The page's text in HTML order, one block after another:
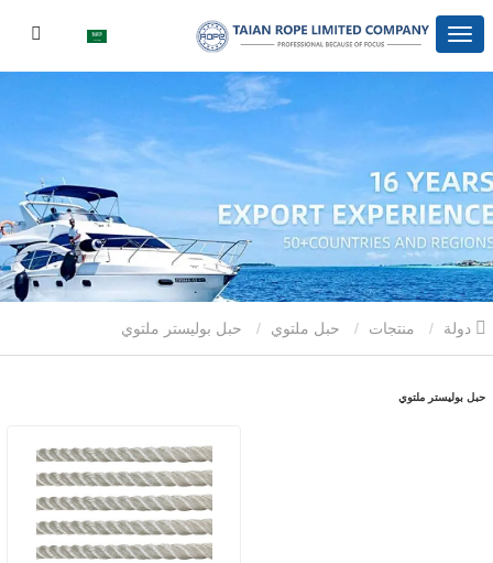
منتجات حبل ملتوي
حبل بوليستر ملتوي